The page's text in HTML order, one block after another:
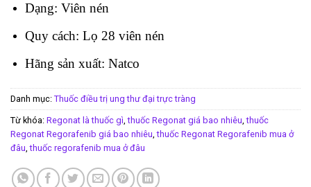
Dạng: Viên nén
Quy cách: Lọ 28 viên nén
Hãng sản xuất: Natco
Danh mục: Thuốc điều trị ung thư đại trực tràng
Từ khóa: Regonat là thuốc gì,thuốc Regonat giá bao nhiêu,thuốc
Regonat Regorafenib giá bao nhiêu,thuốc Regonat Regorafenib mua ở
đâu,thuốc regorafenib mua ở đâu